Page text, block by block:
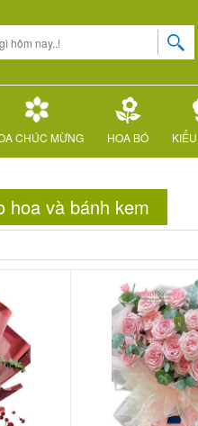
CHÚC MỪNG HOA BÓ
hoa và bánh kem